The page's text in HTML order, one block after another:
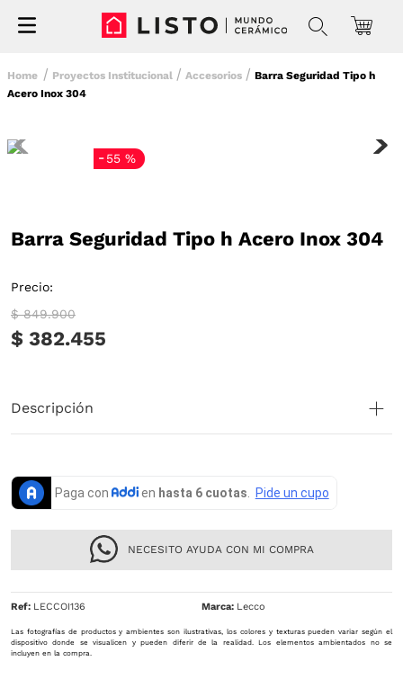
Proyectos Institucional Accesorios
Barra Seguridad Tipo h
Acero Inox 304
-55 %
Barra Seguridad Tipo h Acero Inox 304
Precio:
$ 849.900
$ 382.455
Descripción
NECESITO AYUDA CON MI COMPRA
Ref: LECCOI136 Lecco
Las fotografías de productos y ambientes son ilustrativas, los colores y texturas pueden variar según el
dispositivo donde se visualicen y pueden diferir de la realidad. Los elementos ambientados no se
incluyen en la compra.